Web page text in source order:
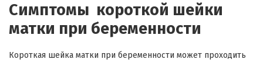
Симптомы короткой шейки
матки при беременности
Короткая шейка матки при беременности может проходить